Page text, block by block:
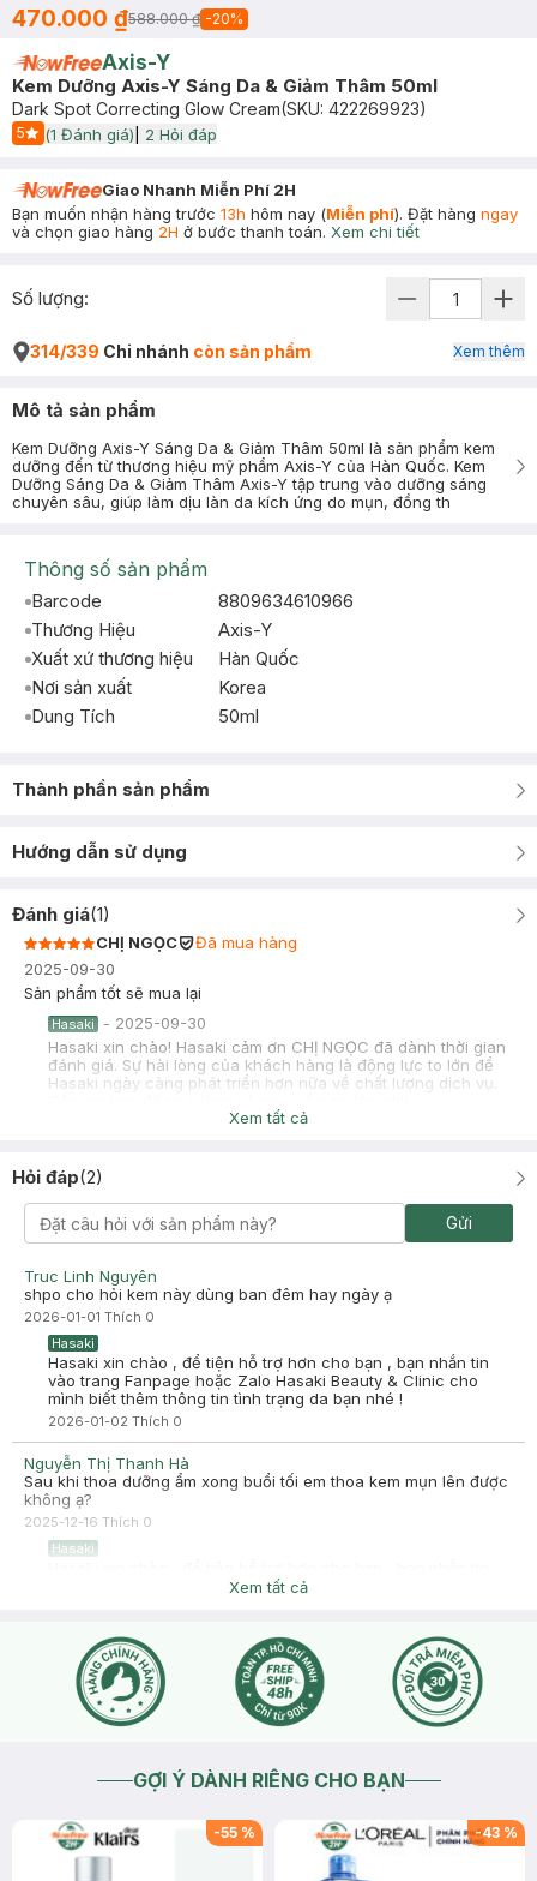
470.000 ₫588.000 ₫ -20%
Axis-Y
Kem Dưỡng Axis-Y Sáng Da & Giảm Thâm 50ml
Dark Spot Correcting Glow Cream(SKU: 422269923)
5
Start Icon
(1 Đánh giá) 2 Hỏi đáp
Giao Nhanh Miễn Phí 2H
Bạn muốn nhận hàng trước 13h hôm nay (Miễn phí). Đặt hàng ngay
và chọn giao hàng 2H ở bước thanh toán. Xem chi tiết
Số lượng:
314/339 Chi nhánh còn sản phẩm Xem thêm
Mô tả sản phẩm
Kem Dưỡng Axis-Y Sáng Da & Giảm Thâm 50ml là sản phẩm kem
dưỡng đến từ thương hiệu mỹ phẩm Axis-Y của Hàn Quốc. Kem
Dưỡng Sáng Da & Giảm Thâm Axis-Y tập trung vào dưỡng sáng
chuyên sâu, giúp làm dịu làn da kích ứng do mụn, đồng th
Thông số sản phẩm
Barcode
8809634610966
Thương Hiệu
Axis-Y
Xuất xứ thương hiệu
Hàn Quốc
Nơi sản xuất
Korea
Dung Tích
50ml
Thành phần sản phẩm
Hướng dẫn sử dụng
Đánh giá(1)
CHỊ NGỌC
Đã mua hàng
2025-09-30
Sản phẩm tốt sẽ mua lại
Hasaki - 2025-09-30
Hasaki xin chào! Hasaki cảm ơn CHỊ NGỌC đã dành thời gian
đánh giá. Sự hài lòng của khách hàng là động lực to lớn để
Hasaki ngày càng phát triển hơn nữa về chất lượng dịch vụ.
Xem tất cả
Hỏi đáp(2)
Gửi
Truc Linh Nguyên
shpo cho hỏi kem này dùng ban đêm hay ngày ạ
2026-01-01 Thích 0
Hasaki
Hasaki xin chào , để tiện hỗ trợ hơn cho bạn , bạn nhắn tin
vào trang Fanpage hoặc Zalo Hasaki Beauty & Clinic cho
mình biết thêm thông tin tình trạng da bạn nhé !
2026-01-02 Thích 0
Nguyễn Thị Thanh Hà
Sau khi thoa dưỡng ẩm xong buổi tối em thoa kem mụn lên được
không ạ?
2025-12-16 Thích 0
Hasaki
vào trang Fanpage hoặc Zalo Hasaki Beauty & Clinic cho
Xem tất cả
GỢI Ý DÀNH RIÊNG CHO BẠN
-55 % -43 %